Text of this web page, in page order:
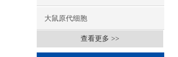
大鼠原代细胞
查看更多 >>